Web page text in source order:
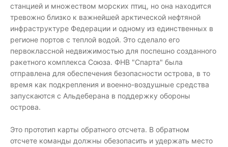
станцией и множеством морских птиц, но она находится
тревожно близко к важнейшей арктической нефтяной
инфраструктуре Федерации и одному из единственных в
регионе портов с теплой водой. Это сделало его
первоклассной недвижимостью для поспешно созданного
ракетного комплекса Союза. ФНВ "Спарта" была
отправлена для обеспечения безопасности острова, в то
время как подкрепления и военно-воздушные средства
запускаются с Альдеберана в поддержку обороны
острова.
Это прототип карты обратного отсчета. В обратном
отсчете команды должны обезопасить и удержать место